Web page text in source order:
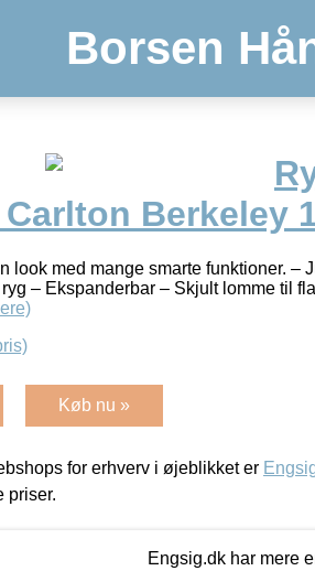
Borsen
Berkeley
med mange smarte funktioner. –
– Ekspanderbar – Skjult lomme til
Køb nu »
for erhverv i øjeblikket er
priser.
Engsig.dk har mere